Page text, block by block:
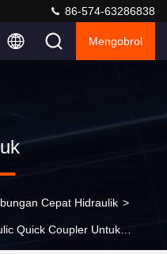
86-574-63286838
Mengobrol
Cepat Hidraulik >
Quick Coupler Untuk